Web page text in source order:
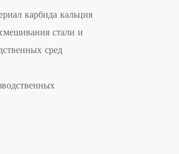
карбида кальция
стали и
сред